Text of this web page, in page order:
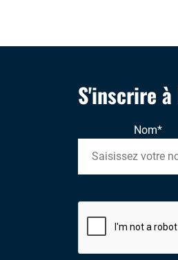
S'inscrire
Nom*